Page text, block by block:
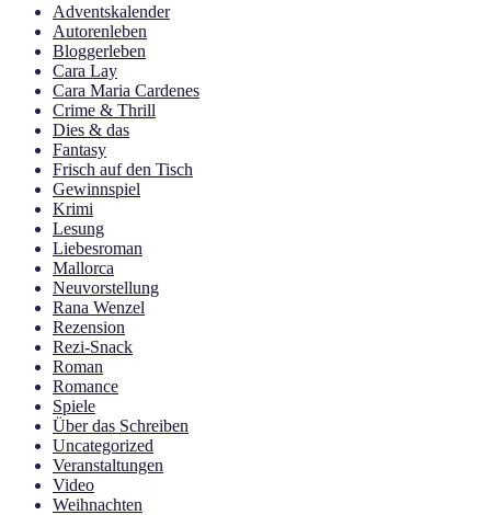
Adventskalender
Autorenleben
Bloggerleben
Cara Lay
Cara Maria Cardenes
Crime & Thrill
Dies & das
Fantasy
Frisch auf den Tisch
Gewinnspiel
Krimi
Lesung
Liebesroman
Mallorca
Neuvorstellung
Rana Wenzel
Rezension
Rezi-Snack
Roman
Romance
Spiele
Über das Schreiben
Uncategorized
Veranstaltungen
Video
Weihnachten